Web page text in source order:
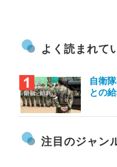
よく読まれて
自衛
との
注目のジャン